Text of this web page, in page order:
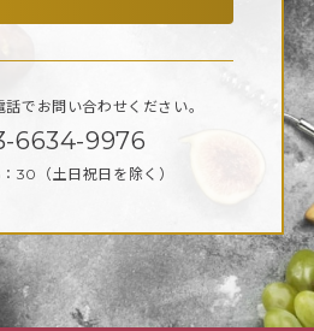
話で お問い合わせください。
6634-9976
30 （土日祝日を除く）